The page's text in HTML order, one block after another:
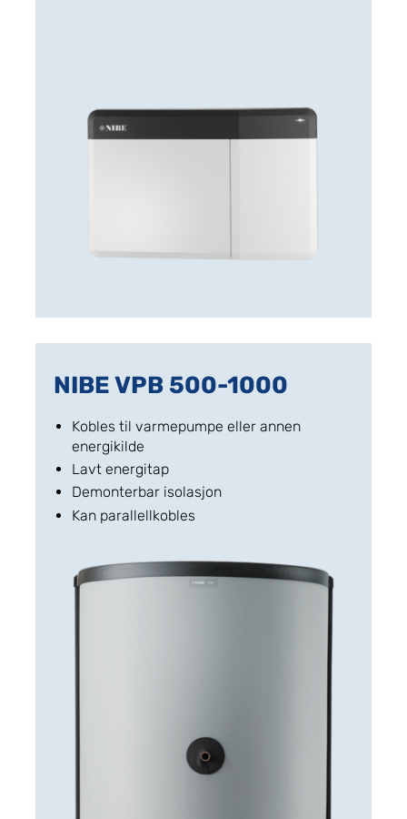
NIBE VPB 500-1000
Kobles til varmepumpe eller annen
energikilde
Lavt energitap
Demonterbar isolasjon
Kan parallellkobles